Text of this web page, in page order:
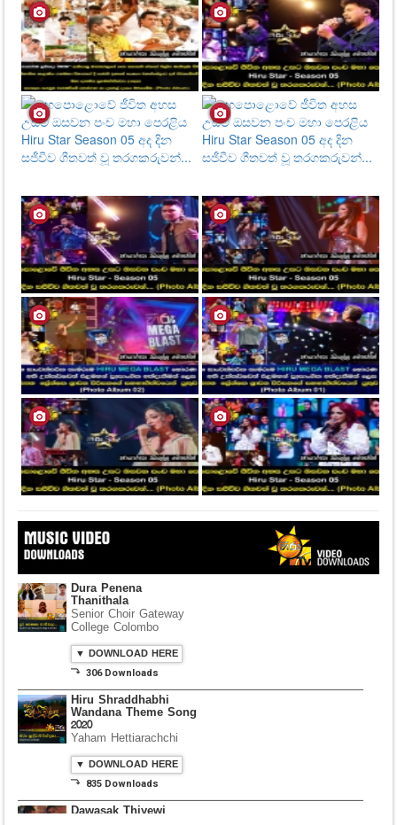
Dura Penena
Thanithala
Senior Choir Gateway
College Colombo
▼ DOWNLOAD HERE
⤵ 306 Downloads
Hiru Shraddhabhi
Wandana Theme Song
2020
Yaham Hettiarachchi
▼ DOWNLOAD HERE
⤵ 835 Downloads
Dawasak Thiyewi